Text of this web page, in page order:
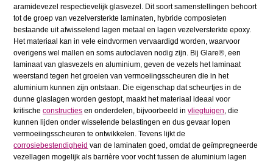
aramidevezel respectievelijk glasvezel. Dit soort samenstellingen behoort
tot de groep van vezelversterkte laminaten, hybride composieten
bestaande uit afwisselend lagen metaal en lagen vezelversterkte epoxy.
Het materiaal kan in vele eindvormen vervaardigd worden, waarvoor
overigens wel mallen en soms autoclaven nodig zijn. Bij Glare®, een
laminaat van glasvezels en aluminium, geven de vezels het laminaat
weerstand tegen het groeien van vermoeiingsscheuren die in het
aluminium kunnen zijn ontstaan. Die eigenschap dat scheurtjes in de
dunne glaslagen worden gestopt, maakt het materiaal ideaal voor
kritischeconstructies en onderdelen, bijvoorbeeld invliegtuigen , die
kunnen lijden onder wisselende belastingen en dus gevaar lopen
vermoeiingsscheuren te ontwikkelen. Tevens lijkt de
corrosiebestendigheid van de laminaten goed, omdat de geïmpregneerde
vezellagen mogelijk als barrière voor vocht tussen de aluminium lagen